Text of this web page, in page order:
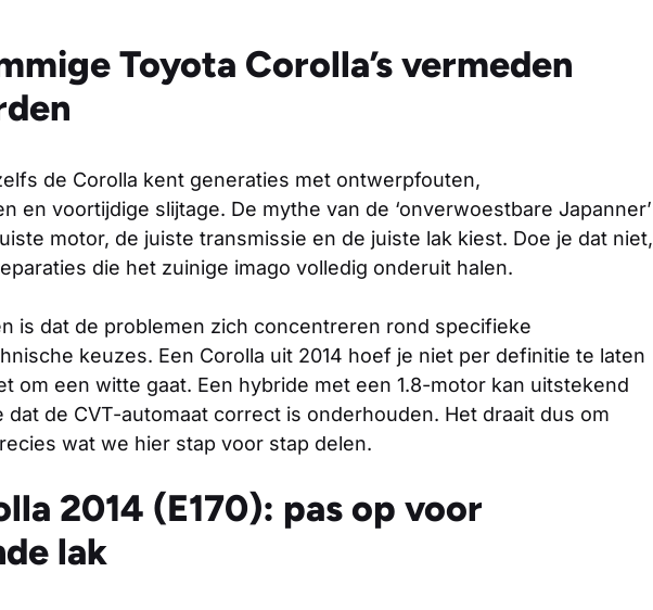
Toyota Corolla’s vermeden
de Corolla kent generaties met ontwerpfouten,
en voortijdige slijtage. De mythe van de ‘onverwoestbare Japanner’
motor, de juiste transmissie en de juiste lak kiest. Doe je dat niet,
die het zuinige imago volledig onderuit halen.
is dat de problemen zich concentreren rond specifieke
keuzes. Een Corolla uit 2014 hoef je niet per definitie te laten
om een witte gaat. Een hybride met een 1.8-motor kan uitstekend
dat de CVT-automaat correct is onderhouden. Het draait dus om
wat we hier stap voor stap delen.
2014 (E170): pas op voor
lak